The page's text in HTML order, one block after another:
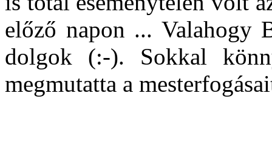
előző napon ... Valahogy
dolgok (:-). Sokkal
megmutatta a